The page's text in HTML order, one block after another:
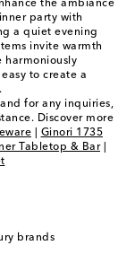
the ambiance
party with
a quiet evening
invite warmth
harmoniously
to create a
for any inquiries,
Discover more
Ginori 1735
Tabletop & Bar|
brands